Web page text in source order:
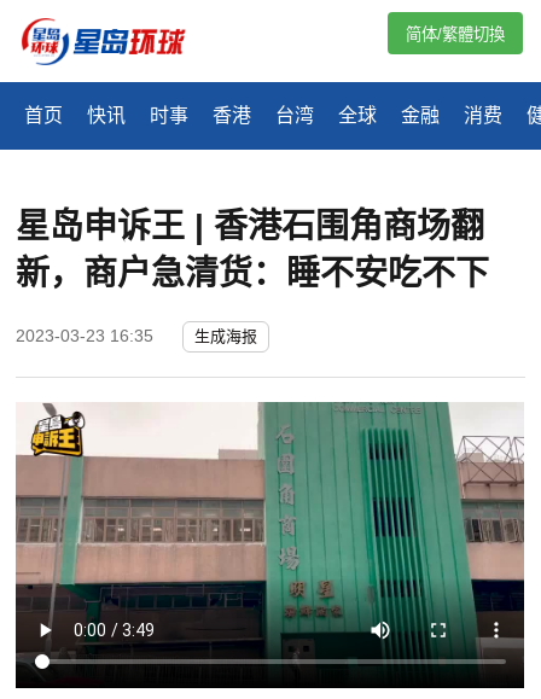
首页 快讯 时事 香港 台湾 全球 金融 消费
简体/繁體切換
星岛申诉王 | 香港石围角商场翻
新，商户急清货：睡不安吃不下
2023-03-23 16:35 生成海报